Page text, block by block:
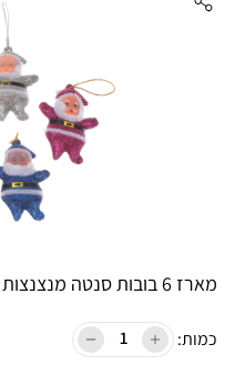
מארז 6 בובות סנטה מנצנצות - צבעוני
כמות: